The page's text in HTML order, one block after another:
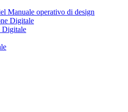
Manuale operativo di design
Digitale